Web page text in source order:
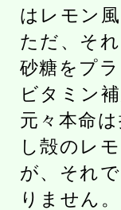
はレモン
ただ、そ
砂糖をプ
ビタミン
元々本命
し殻のレ
が、それ
りません